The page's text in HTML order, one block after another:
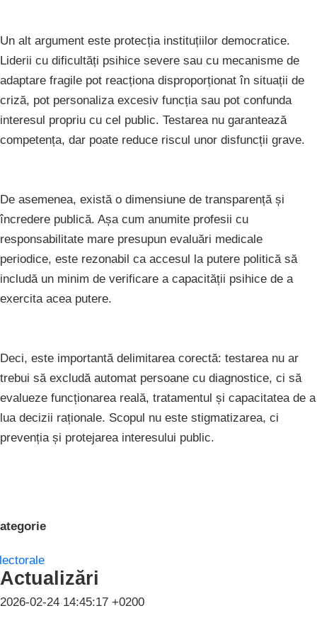
Un alt argument este protecția instituțiilor democratice.
Liderii cu dificultăți psihice severe sau cu mecanisme de
adaptare fragile pot reacționa disproporționat în situații de
criză, pot personaliza excesiv funcția sau pot confunda
interesul propriu cu cel public. Testarea nu garantează
competența, dar poate reduce riscul unor disfuncții grave.
De asemenea, există o dimensiune de transparență și
încredere publică. Așa cum anumite profesii cu
responsabilitate mare presupun evaluări medicale
periodice, este rezonabil ca accesul la putere politică să
includă un minim de verificare a capacității psihice de a
exercita acea putere.
Deci, este importantă delimitarea corectă: testarea nu ar
trebui să excludă automat persoane cu diagnostice, ci să
evalueze funcționarea reală, tratamentul și capacitatea de a
lua decizii raționale. Scopul nu este stigmatizarea, ci
prevenția și protejarea interesului public.
Actualizări
2026-02-24 14:45:17 +0200